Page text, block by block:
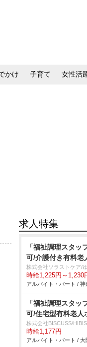
かけ 子育て 女性活
求人特集
「福祉調理スタッ
可/介護付き有料老
株式会社ソラストケア/
時給1,225円～1,230
アルバイト・パート / 神
「福祉調理スタッ
可/住宅型有料老人
株式会社BISCUSS/
時給1,177円
アルバイト・パート / 大